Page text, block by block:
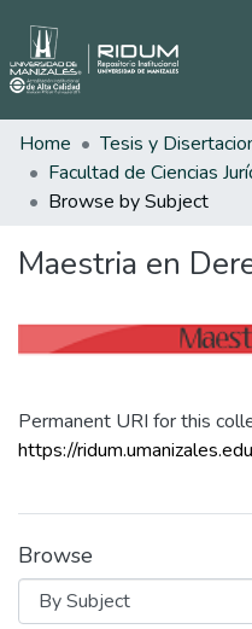
Home
Tesis y
Browse by Subject
Maestria en
Permanent URI for this
https://
Browse